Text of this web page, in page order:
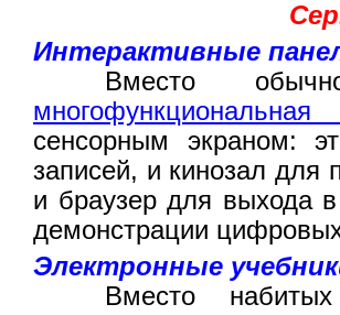
Интерактивные
Вместо
сенсорным экраном:
записей, и кинозал для
и браузер для выхода
демонстрации
Электронные
Вместо